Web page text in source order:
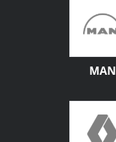
MAN